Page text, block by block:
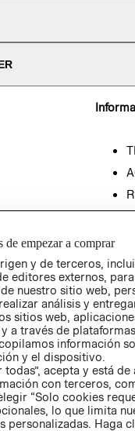
de empezar a comprar
y de terceros,
editores externos,
nuestro sitio web,
análisis y
sitios web,
a través de
información
y el dispositivo.
acepta y está
con terceros,
“Solo cookies
lo que limita
personalizadas. Haga